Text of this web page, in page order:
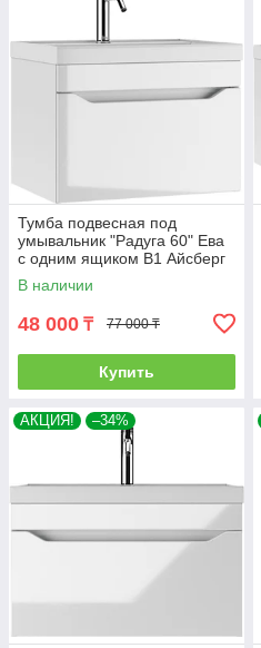
Тумба подвесная под
умывальник "Радуга 60" Ева
с одним ящиком В1 Айсберг
В наличии
48 000 ₸ 77 000 ₸
Купить
АКЦИЯ! –34%